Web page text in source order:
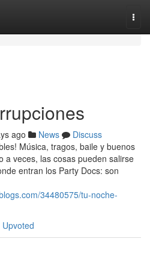
ago News
Discuss
Música, tragos, baile y buenos
a veces, las cosas pueden salirse
entran los Party Docs: son
34480575/tu-noche-